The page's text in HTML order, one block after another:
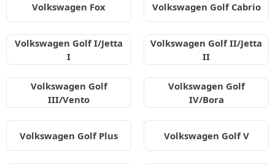
Volkswagen Fox Volkswagen Golf Cabrio
Volkswagen Golf I/Jetta
I
Volkswagen Golf II/Jetta
II
Volkswagen Golf
III/Vento
Volkswagen Golf
IV/Bora
Volkswagen Golf Plus Volkswagen Golf V